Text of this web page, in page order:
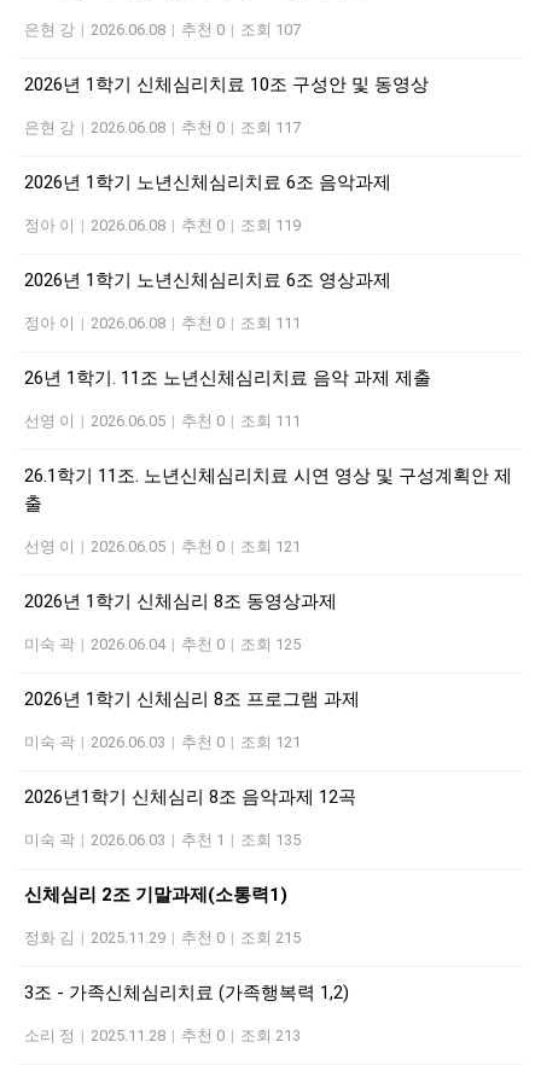
은현 강 | 2026.06.08 | 추천 0 | 조회 107
2026년 1학기 신체심리치료 10조 구성안 및 동영상
은현 강 | 2026.06.08 | 추천 0 | 조회 117
2026년 1학기 노년신체심리치료 6조 음악과제
정아 이 | 2026.06.08 | 추천 0 | 조회 119
2026년 1학기 노년신체심리치료 6조 영상과제
정아 이 | 2026.06.08 | 추천 0 | 조회 111
26년 1학기. 11조 노년신체심리치료 음악 과제 제출
선영 이 | 2026.06.05 | 추천 0 | 조회 111
26.1학기 11조. 노년신체심리치료 시연 영상 및 구성계획안 제
출
선영 이 | 2026.06.05 | 추천 0 | 조회 121
2026년 1학기 신체심리 8조 동영상과제
미숙 곽 | 2026.06.04 | 추천 0 | 조회 125
2026년 1학기 신체심리 8조 프로그램 과제
미숙 곽 | 2026.06.03 | 추천 0 | 조회 121
2026년1학기 신체심리 8조 음악과제 12곡
미숙 곽 | 2026.06.03 | 추천 1 | 조회 135
신체심리 2조 기말과제(소통력1)
정화 김 | 2025.11.29 | 추천 0 | 조회 215
3조 - 가족신체심리치료 (가족행복력 1,2)
소리 정 | 2025.11.28 | 추천 0 | 조회 213